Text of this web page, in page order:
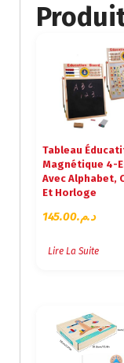
Tableau
Magnétique 4-
Avec Alphabet,
Et Horloge
د.م.145.00
Lire La Suite